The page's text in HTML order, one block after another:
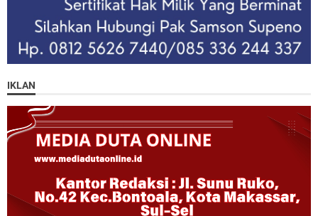
IKLAN